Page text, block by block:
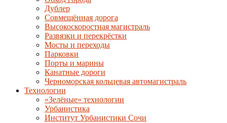
Дублер
Совмещённая дорога
Высокоскоростная магистраль
Развязки и перекрёстки
Мосты и переходы
Парковки
Порты и марины
Канатные дороги
Черноморская кольцевая автомагистраль
Технологии
«Зелёные» технологии
Урбанистика
Институт Урбанистики Сочи